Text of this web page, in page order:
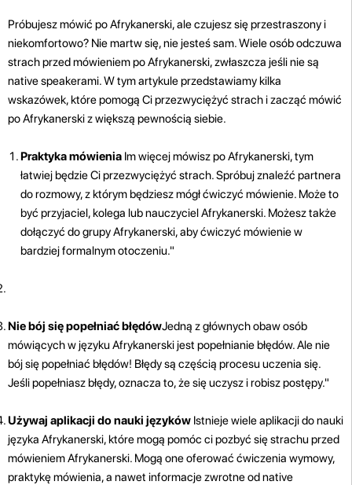
Próbujesz mówić po Afrykanerski, ale czujesz się przestraszony i
niekomfortowo? Nie martw się, nie jesteś sam. Wiele osób odczuwa
strach przed mówieniem po Afrykanerski, zwłaszcza jeśli nie są
native speakerami. W tym artykule przedstawiamy kilka
wskazówek, które pomogą Ci przezwyciężyć strach i zacząć mówić
po Afrykanerski z większą pewnością siebie.
Praktyka mówienia Im więcej mówisz po Afrykanerski, tym
łatwiej będzie Ci przezwyciężyć strach. Spróbuj znaleźć partnera
do rozmowy, z którym będziesz mógł ćwiczyć mówienie. Może to
być przyjaciel, kolega lub nauczyciel Afrykanerski. Możesz także
dołączyć do grupy Afrykanerski, aby ćwiczyć mówienie w
bardziej formalnym otoczeniu."
Nie bój się popełniać błędówJedną z głównych obaw osób
mówiących w języku Afrykanerski jest popełnianie błędów. Ale nie
bój się popełniać błędów! Błędy są częścią procesu uczenia się.
Jeśli popełniasz błędy, oznacza to, że się uczysz i robisz postępy."
Używaj aplikacji do nauki języków Istnieje wiele aplikacji do nauki
języka Afrykanerski, które mogą pomóc ci pozbyć się strachu przed
mówieniem Afrykanerski. Mogą one oferować ćwiczenia wymowy,
praktykę mówienia, a nawet informacje zwrotne od native